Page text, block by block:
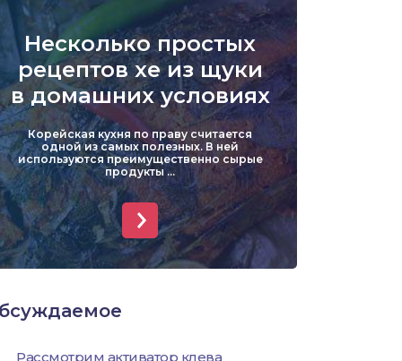
Уклейка
Форель
Хариус
Чехонь
Несколько простых
рецептов хе из щуки
в домашних условиях
Корейская кухня по праву считается
одной из самых полезных. В ней
используются преимущественно сырые
продукты ...
Рассмотрим активатор клева